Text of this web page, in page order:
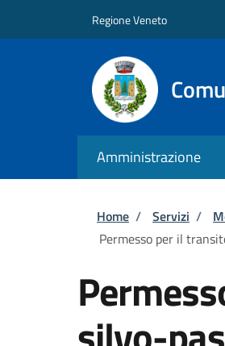
Regione Veneto
Amministrazione
Briciole
Home / Servizi /
Permesso per il